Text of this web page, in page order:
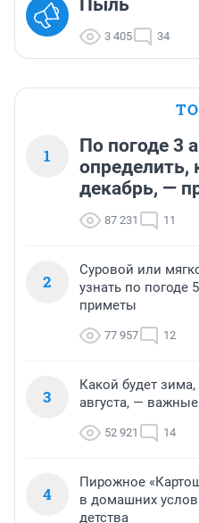
Пыль
3 405 34
1
По погоде 3
определить,
декабрь, —
87 231 11
2
Суровой или
узнать по погоде
приметы
77 957 12
3
Какой будет
августа, —
52 921 14
4
Пирожное
в домашних
детства